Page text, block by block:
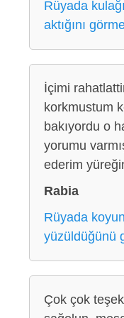
Rüyada
aktığını
İçimi
korkmustum
bakıyordu o
yorumu
ederim
Rabia
Rüyada
yüzüldüğünü
Çok çok